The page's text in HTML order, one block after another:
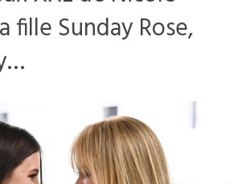
fille Sunday Rose,